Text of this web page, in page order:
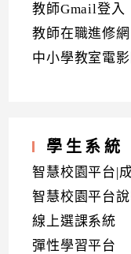
教師Gmail登入
教師在職進修網
中小學教室電
學生系統
智慧校園平台|
智慧校園平台
線上選課系統
彈性學習平台